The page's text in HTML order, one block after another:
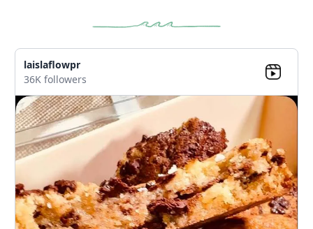
laislaflowpr
36K followers